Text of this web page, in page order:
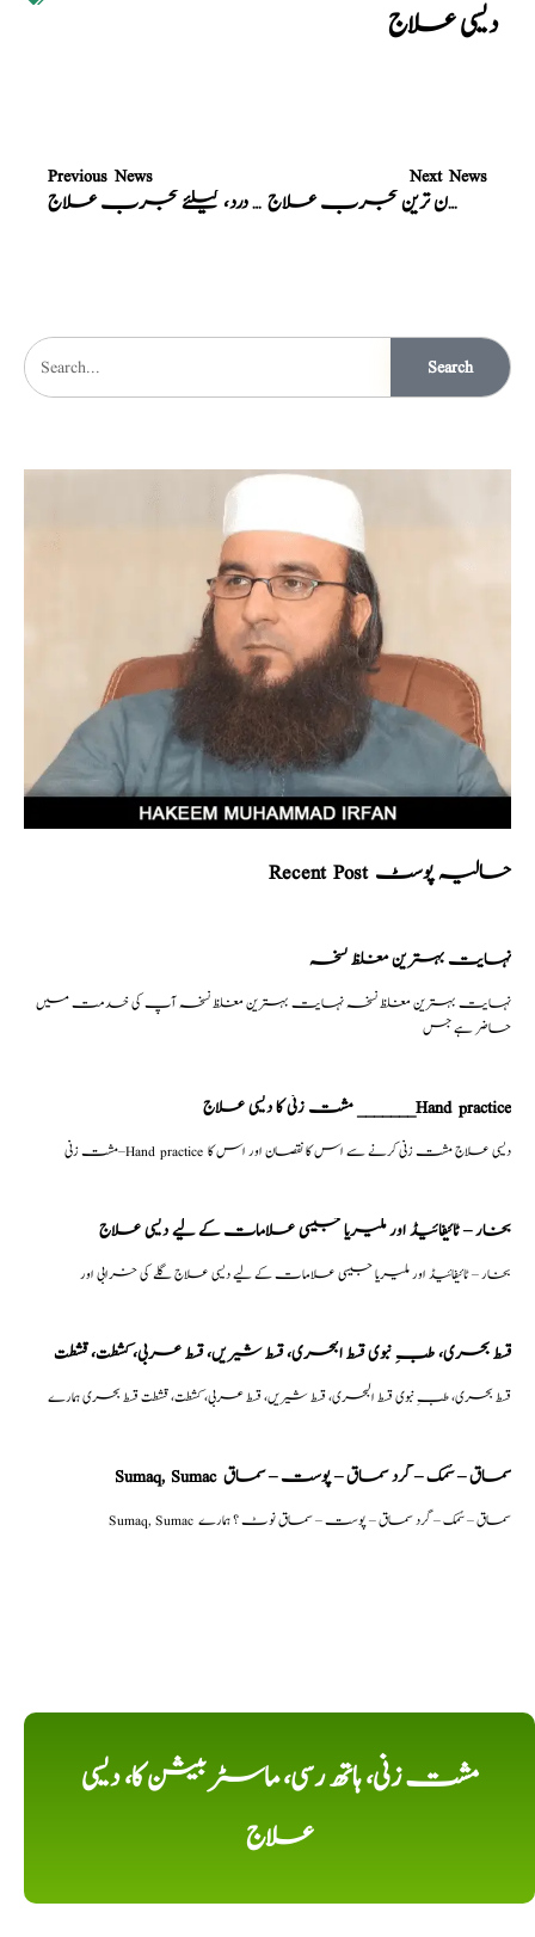
دیسی علاج
Previous News
جوڑوں کا درد، گٹھیا، کمر درد، کیلئے مجرب علاج
Next News
معدہ، اوردل کیلئے، آسان ترین مجرب علاج
Search
Recent Post حالیہ پوسٹ
نہایت بہترین مغلظ نسخہ
نہایت بہترین مغلظ نسخہ نہایت بہترین مغلظ نسخہ آپ کی خدمت میں
حاضر ہے جس
مشت زنی کا دیسی علاج _______Hand practice
مشت زنی–Hand practice دیسی علاج مشت زنی کرنے سے اس کا نقصان اور اس کا
بخار – ٹائیفائیڈ اور ملیریا جیسی علامات کے لیے دیسی علاج
بخار – ٹائیفائیڈ اور ملیریا جیسی علامات کے لیے دیسی علاج گلے کی خرابی اور
قسط بحری، طبِ نبوی قسط البحری، قسط شیریں، قسط عربی، كشطت، قشطت
قسط بحری، طبِ نبوی قسط البحری، قسط شیریں، قسط عربی، كشطت، قشطت قسط بحری ہمارے
Sumaq, Sumac سماق – سُمک – گرد سماق – پوست – سماق
Sumaq, Sumac سماق – سُمک – گرد سماق – پوست – سماق نوٹ ؟ ہمارے
مشت زنی، ہاتھ رسی، ماسٹر بیشن کا، دیسی
علاج